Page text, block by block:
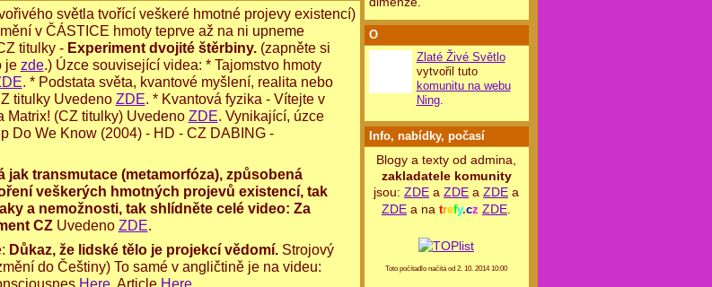
světla tvořící veškeré hmotné projevy existencí)
v ČÁSTICE hmoty teprve až na ni upneme
titulky - Experiment dvojité štěrbiny.(zapněte si
je zde.)Úzce související videa: * Tajomstvo hmoty
. * Podstata světa, kvantové myšlení, realita nebo
titulky Uvedeno ZDE. * Kvantová fyzika - Vítejte v
Matrix! (CZ titulky) Uvedeno ZDE. Vynikající, úzce
Do We Know (2004) - HD - CZ DABING -
jak transmutace (metamorfóza), způsobená
veškerých hmotných projevů existencí, tak
a nemožnosti, tak shlídněte celé video: Za
CZUvedeno ZDE.
Důkaz, že lidské tělo je projekcí vědomí.Strojový
do Češtiny) To samé v angličtině je na videu:
Here. Article Here.
O
Zlaté Živé Světlo
vytvořil tuto
komunitu na webu
Ning.
Info, nabídky, počasí
Blogy a texty od admina,
zakladatele komunity
jsou: ZDE a ZDE a ZDE a
ZDE a na trefy.cz ZDE
Toto počítadlo načítá od 2. 10. 2014 10:00